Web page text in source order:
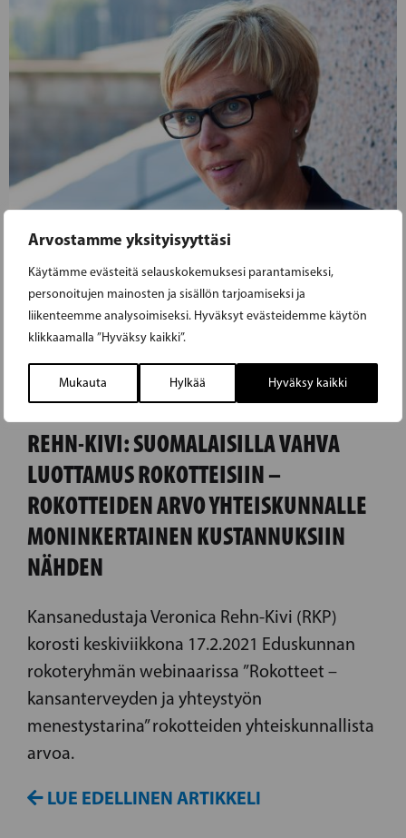
Arvostamme yksityisyyttäsi
Käytämme evästeitä selauskokemuksesi parantamiseksi,
personoitujen mainosten ja sisällön tarjoamiseksi ja
liikenteemme analysoimiseksi. Hyväksyt evästeidemme käytön
klikkaamalla ”Hyväksy kaikki”.
Mukauta Hylkää Hyväksy kaikki
24.02.2021
REHN-KIVI: SUOMALAISILLA VAHVA
LUOTTAMUS ROKOTTEISIIN –
ROKOTTEIDEN ARVO YHTEISKUNNALLE
MONINKERTAINEN KUSTANNUKSIIN
NÄHDEN
Kansanedustaja Veronica Rehn-Kivi (RKP)
korosti keskiviikkona 17.2.2021 Eduskunnan
rokoteryhmän webinaarissa ”Rokotteet –
kansanterveyden ja yhteystyön
menestystarina” rokotteiden yhteiskunnallista
arvoa.
LUE EDELLINEN ARTIKKELI